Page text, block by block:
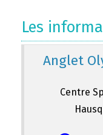
Les
Anglet
Centre